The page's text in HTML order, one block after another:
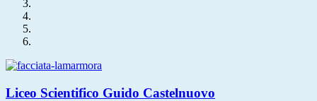
Liceo Scientifico Guido Castelnuovo